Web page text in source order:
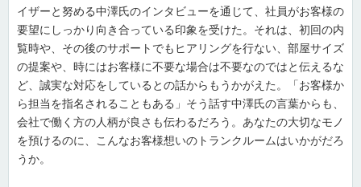
イザーと努める中澤氏のインタビューを通じて、社員がお客様の
要望にしっかり向き合っている印象を受けた。それは、初回の内
覧時や、その後のサポートでもヒアリングを行ない、部屋サイズ
の提案や、時にはお客様に不要な場合は不要なのではと伝えるな
ど、誠実な対応をしているとの話からもうかがえた。「お客様か
ら担当を指名されることもある」そう話す中澤氏の言葉からも、
会社で働く方の人柄が良さも伝わるだろう。あなたの大切なモノ
を預けるのに、こんなお客様想いのトランクルームはいかがだろ
うか。